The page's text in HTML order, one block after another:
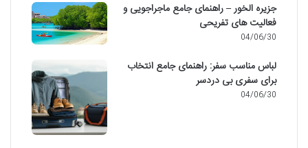
جزیره الخور – راهنمای جامع ماجراجویی و
فعالیت های تفریحی
04/06/30
لباس مناسب سفر: راهنمای جامع انتخاب
برای سفری بی دردسر
04/06/30